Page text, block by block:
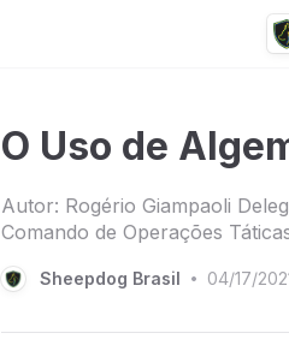
O Uso de
Autor: Rogério Giampaoli
Comando de Operações
Sheepdog Brasil • 04/17/